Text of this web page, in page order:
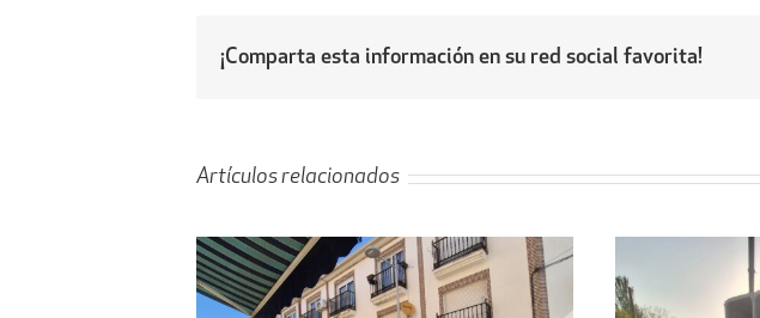
¡Comparta esta información en su red social favorita!
Artículos relacionados